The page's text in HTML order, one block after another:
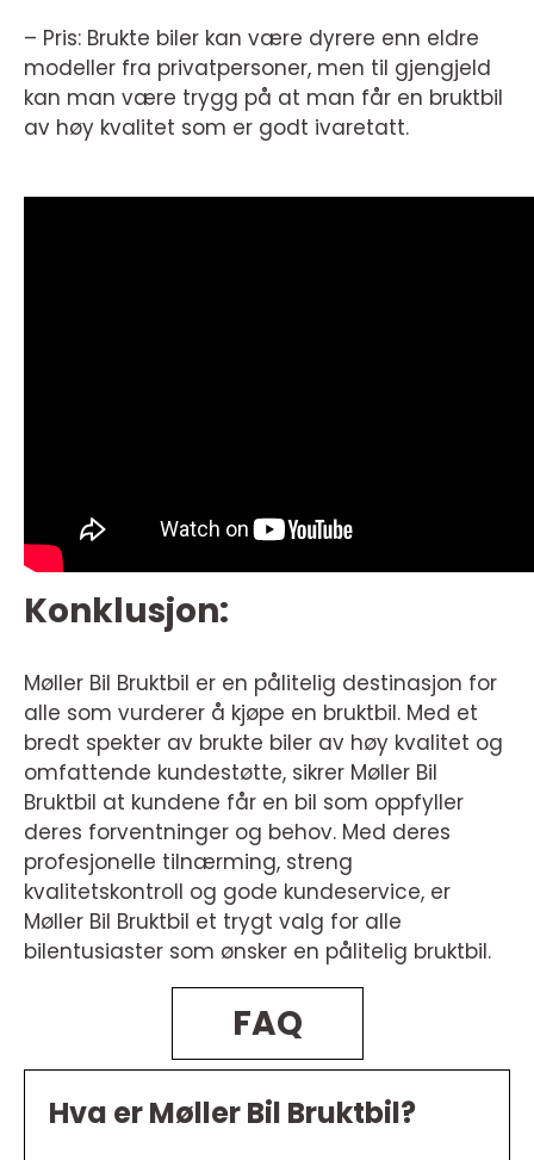
– Pris: Brukte biler kan være dyrere enn eldre
modeller fra privatpersoner, men til gjengjeld
kan man være trygg på at man får en bruktbil
av høy kvalitet som er godt ivaretatt.
Konklusjon:
Møller Bil Bruktbil er en pålitelig destinasjon for
alle som vurderer å kjøpe en bruktbil. Med et
bredt spekter av brukte biler av høy kvalitet og
omfattende kundestøtte, sikrer Møller Bil
Bruktbil at kundene får en bil som oppfyller
deres forventninger og behov. Med deres
profesjonelle tilnærming, streng
kvalitetskontroll og gode kundeservice, er
Møller Bil Bruktbil et trygt valg for alle
bilentusiaster som ønsker en pålitelig bruktbil.
FAQ
Hva er Møller Bil Bruktbil?